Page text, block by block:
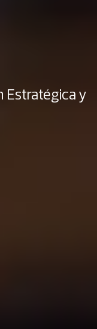
Estratégica y